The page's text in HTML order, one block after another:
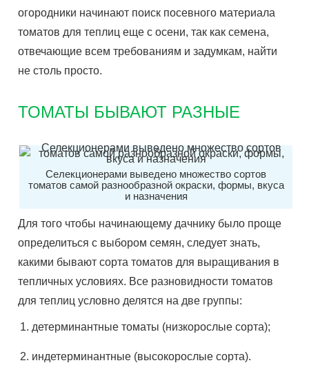
огородники начинают поиск посевного материала
томатов для теплиц еще с осени, так как семена,
отвечающие всем требованиям и задумкам, найти
не столь просто.
ТОМАТЫ БЫВАЮТ РАЗНЫЕ
Селекционерами выведено множество сортов
томатов самой разнообразной окраски, формы, вкуса
и назначения
Для того чтобы начинающему дачнику было проще
определиться с выбором семян, следует знать,
какими бывают сорта томатов для выращивания в
тепличных условиях. Все разновидности томатов
для теплиц условно делятся на две группы:
детерминантные томаты (низкорослые сорта);
индетерминантные (высокорослые сорта).